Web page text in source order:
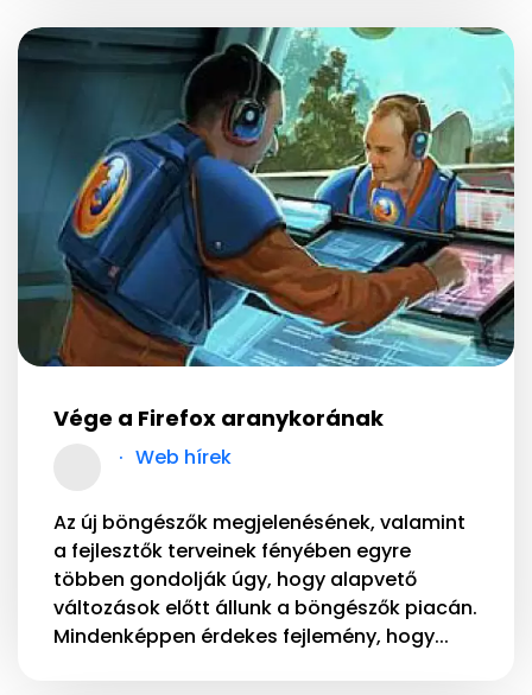
Vége a Firefox aranykorának
Web hírek
Az új böngészők megjelenésének, valamint
a fejlesztők terveinek fényében egyre
többen gondolják úgy, hogy alapvető
változások előtt állunk a böngészők piacán.
Mindenképpen érdekes fejlemény, hogy...